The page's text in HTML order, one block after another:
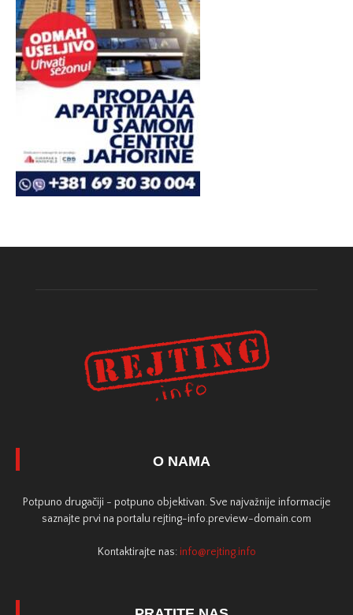
O NAMA
Potpuno drugačiji - potpuno objektivan. Sve najvažnije informacije
saznajte prvi na portalu rejting-info.preview-domain.com
Kontaktirajte nas: info@rejting.info